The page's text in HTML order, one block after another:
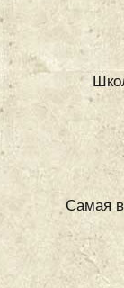
Самая